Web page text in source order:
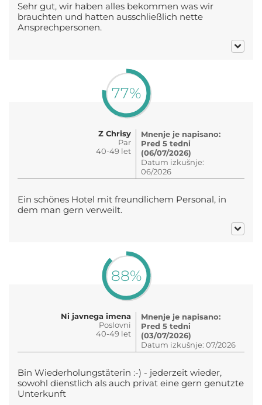
Sehr gut, wir haben alles bekommen was wir
brauchten und hatten ausschließlich nette
Ansprechpersonen.
77%
Z Chrisy
Par
40-49 let
Mnenje je napisano:
Pred 5 tedni
(06/07/2026)
Datum izkušnje:
06/2026
Ein schönes Hotel mit freundlichem Personal, in
dem man gern verweilt.
88%
Ni javnega imena
Poslovni
40-49 let
Mnenje je napisano:
Pred 5 tedni
(03/07/2026)
Datum izkušnje: 07/2026
Bin Wiederholungstäterin :-) - jederzeit wieder,
sowohl dienstlich als auch privat eine gern genutzte
Unterkunft